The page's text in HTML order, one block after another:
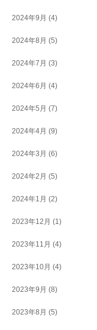
2024年9月 (4)
2024年8月 (5)
2024年7月 (3)
2024年6月 (4)
2024年5月 (7)
2024年4月 (9)
2024年3月 (6)
2024年2月 (5)
2024年1月 (2)
2023年12月 (1)
2023年11月 (4)
2023年10月 (4)
2023年9月 (8)
2023年8月 (5)